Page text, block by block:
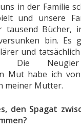
in der Familie
und unsere
tausend Bücher,
bin. Es
und
Die
Mut habe ich
meiner Mutter.
den Spagat